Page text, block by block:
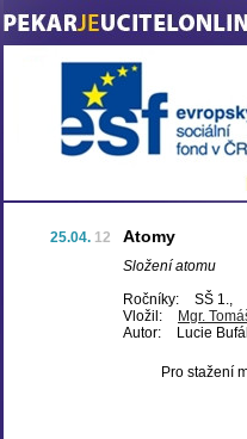
25.04. 12 Atomy
Složení atomu
Ročníky:
SŠ 1.,
Vložil:
Mgr.
Autor:
Lucie
Pro stažení